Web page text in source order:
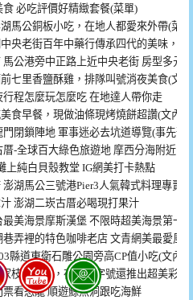
必吃評價好精緻套餐(菜單)
馬公銅板小吃，在地人都愛來外帶(菜
央老街百年中藥行傳承四代的美味，滷
公港旁中正路上近中央老街 房型多元
七里香鹽酥雞，排隊叫號消夜美食(文
程怎麼玩怎麼吃 在地達人帶你走
食早餐，現做油條現烤燒餅超讚(文內
閉鎖陣地 軍事迷必去坑道導覽(事先預
-全球百大綠色旅遊地 摩西分海附近 還
上純白貝殼教堂 IG網美打卡熱點
澎湖馬公三號港Pier3人氣韓式料理專賣
澎湖二崁古厝必喝現打果汁
美海景摩斯漢堡 不限時超美海景第一排
弄裡的特色咖啡老店 文青網美最愛風格
縣道東衛石雕公園旁高CP值小吃(文內
枝仔冰店，在地老字號還推出超美彩虹
看恐龍 順遊鯨魚洞跟吃海鮮